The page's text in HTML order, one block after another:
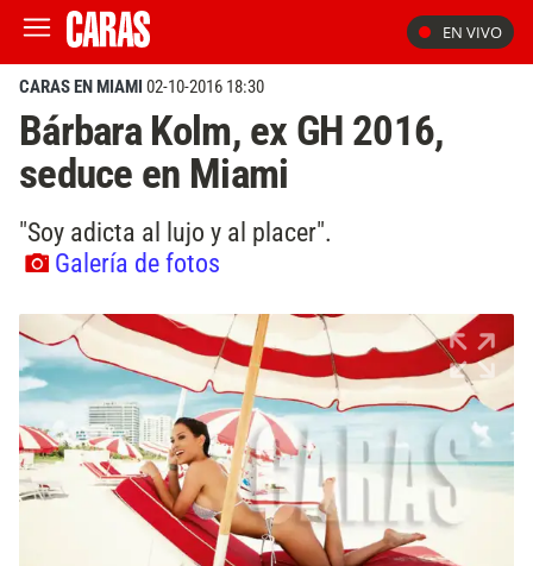
EN VIVO
CARAS EN MIAMI 02-10-2016 18:30
Bárbara Kolm, ex GH 2016,
seduce en Miami
"Soy adicta al lujo y al placer".
Galería de fotos